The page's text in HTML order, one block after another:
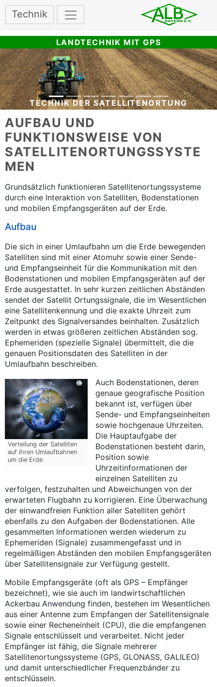
Technik
LANDTECHNIK MIT GPS
TECHNIK DER SATELLITENORTUNG
AUFBAU UND
FUNKTIONSWEISE VON
SATELLITENORTUNGSSYSTE
MEN
Grundsätzlich funktionieren Satellitenortungssysteme
durch eine Interaktion von Satelliten, Bodenstationen
und mobilen Empfangsgeräten auf der Erde.
Aufbau
Die sich in einer Umlaufbahn um die Erde bewegenden
Satelliten sind mit einer Atomuhr sowie einer Sende-
und Empfangseinheit für die Kommunikation mit den
Bodenstationen und mobilen Empfangsgeräten auf der
Erde ausgestattet. In sehr kurzen zeitlichen Abständen
sendet der Satellit Ortungssignale, die im Wesentlichen
eine Satellitenkennung und die exakte Uhrzeit zum
Zeitpunkt des Signalversandes beinhalten. Zusätzlich
werden in etwas größeren zeitlichen Abständen sog.
Ephemeriden (spezielle Signale) übermittelt, die die
genauen Positionsdaten des Satelliten in der
Umlaufbahn beschreiben.
Verteilung der Satelliten
auf ihren Umlaufbahnen
um die Erde
Auch Bodenstationen, deren
genaue geografische Position
bekannt ist, verfügen über
Sende- und Empfangseinheiten
sowie hochgenaue Uhrzeiten.
Die Hauptaufgabe der
Bodenstationen besteht darin,
Position sowie
Uhrzeitinformationen der
einzelnen Satelliten zu
verfolgen, festzuhalten und Abweichungen von der
erwarteten Flugbahn zu korrigieren. Eine Überwachung
der einwandfreien Funktion aller Satelliten gehört
ebenfalls zu den Aufgaben der Bodenstationen. Alle
gesammelten Informationen werden wiederum zu
Ephemeriden (Signale) zusammengefasst und in
regelmäßigen Abständen den mobilen Empfangsgeräten
über Satellitensignale zur Verfügung gestellt.
Mobile Empfangsgeräte (oft als GPS – Empfänger
bezeichnet), wie sie auch im landwirtschaftlichen
Ackerbau Anwendung finden, bestehen im Wesentlichen
aus einer Antenne zum Empfangen der Satellitensignale
sowie einer Recheneinheit (CPU), die die empfangenen
Signale entschlüsselt und verarbeitet. Nicht jeder
Empfänger ist fähig, die Signale mehrerer
Satellitenortungssysteme (GPS, GLONASS, GALILEO)
und damit unterschiedlicher Frequenzbänder zu
entschlüsseln.